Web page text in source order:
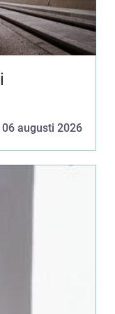
06 augusti 2026